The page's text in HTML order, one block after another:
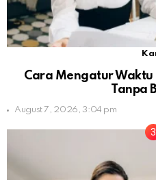
Cara Mengatur
Tanpa
August 7, 2026, 3:04 pm